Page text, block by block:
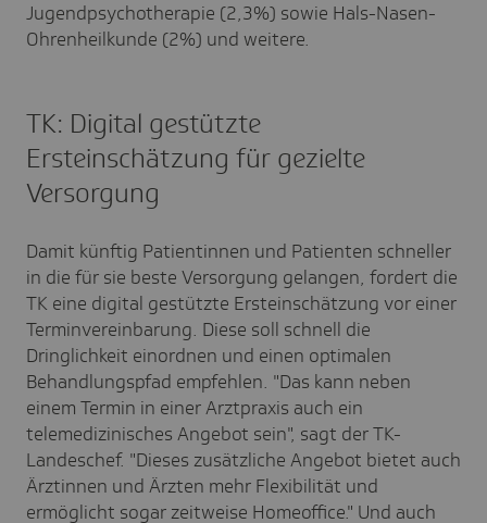
Jugendpsychotherapie (2,3%) sowie Hals-Nasen-
Ohrenheilkunde (2%) und weitere.
TK: Digital gestützte
Ersteinschätzung für gezielte
Versorgung
Damit künftig Patientinnen und Patienten schneller
in die für sie beste Versorgung gelangen, fordert die
TK eine digital gestützte Ersteinschätzung vor einer
Terminvereinbarung. Diese soll schnell die
Dringlichkeit einordnen und einen optimalen
Behandlungspfad empfehlen. "Das kann neben
einem Termin in einer Arztpraxis auch ein
telemedizinisches Angebot sein", sagt der TK-
Landeschef. "Dieses zusätzliche Angebot bietet auch
Ärztinnen und Ärzten mehr Flexibilität und
ermöglicht sogar zeitweise Homeoffice." Und auch